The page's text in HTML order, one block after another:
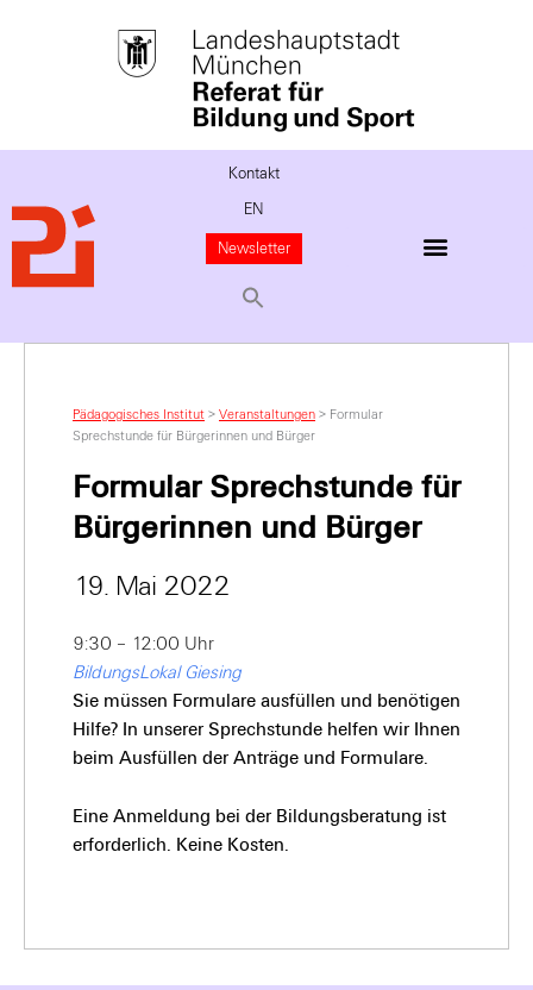
Kontakt
EN
Newsletter
Pädagogisches Institut > Veranstaltungen > Formular
Sprechstunde für Bürgerinnen und Bürger
Formular Sprechstunde für
Bürgerinnen und Bürger
19. Mai 2022
9:30 – 12:00 Uhr
BildungsLokal Giesing
Sie müssen Formulare ausfüllen und benötigen
Hilfe? In unserer Sprechstunde helfen wir Ihnen
beim Ausfüllen der Anträge und Formulare.
Eine Anmeldung bei der Bildungsberatung ist
erforderlich. Keine Kosten.